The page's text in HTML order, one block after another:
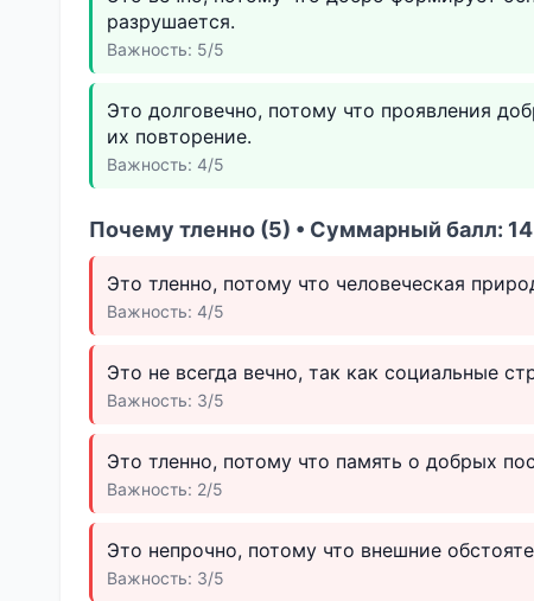
разрушается.
Важность: 5/5
Это долговечно, потому что проявления
их повторение.
Важность: 4/5
Почему тленно (5) • Суммарный балл: 14
Это тленно, потому что человеческая
Важность: 4/5
Это не всегда вечно, так как социальные
Важность: 3/5
Это тленно, потому что память о добрых
Важность: 2/5
Это непрочно, потому что внешние
Важность: 3/5